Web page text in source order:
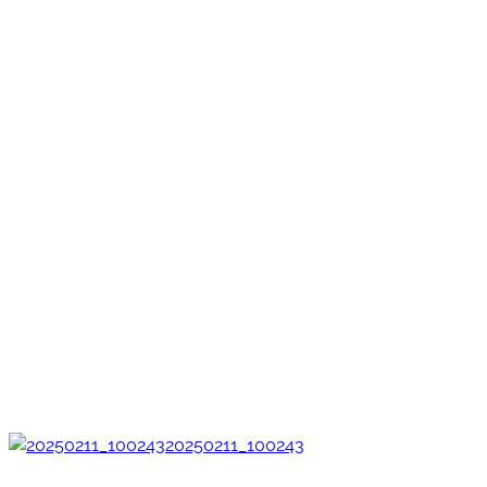
20250211_100243